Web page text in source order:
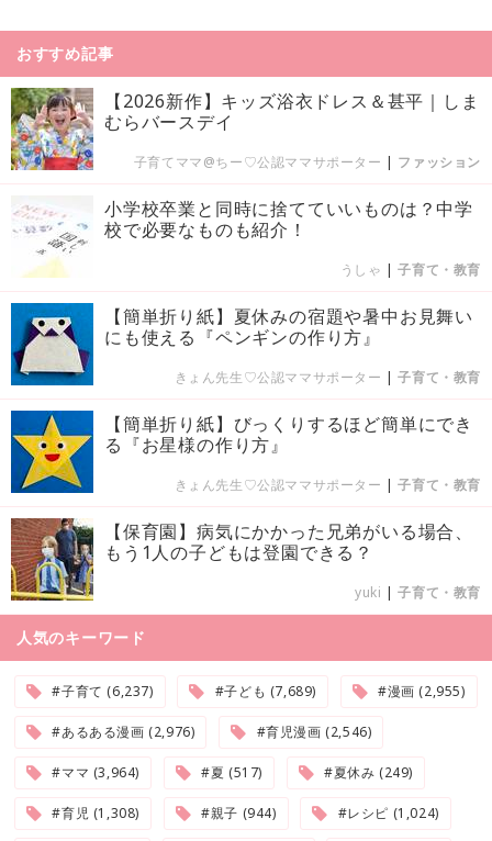
おすすめ記事
【2026新作】キッズ浴衣ドレス＆甚平｜しま
むらバースデイ
子育てママ@ちー♡公認ママサポーター | ファッション
小学校卒業と同時に捨てていいものは？中学
校で必要なものも紹介！
うしゃ |子育て・教育
【簡単折り紙】夏休みの宿題や暑中お見舞い
にも使える『ペンギンの作り方』
きょん先生♡公認ママサポーター |子育て・教育
【簡単折り紙】びっくりするほど簡単にでき
る『お星様の作り方』
きょん先生♡公認ママサポーター |子育て・教育
【保育園】病気にかかった兄弟がいる場合、
もう1人の子どもは登園できる？
yuki |子育て・教育
人気のキーワード
#子育て (6,237) #子ども (7,689) #漫画 (2,955)
#あるある漫画 (2,976) #育児漫画 (2,546)
#ママ (3,964) #夏 (517) #夏休み (249)
#育児 (1,308) #親子 (944) #レシピ (1,024)